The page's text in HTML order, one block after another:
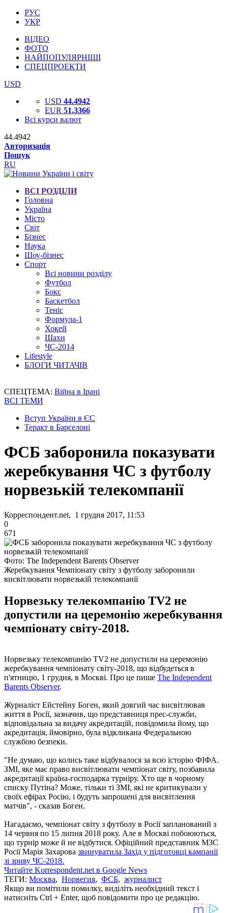
РУС
УКР
ВІДЕО
ФОТО
НАЙПОПУЛЯРНІШІ
СПЕЦПРОЕКТИ
USD
USD 44.4942
EUR 51.3366
Всі курси валют
44.4942
Авторизація
Пошук
RU
ВСІ РОЗДІЛИ
Головна
Україна
Місто
Світ
Бізнес
Наука
Шоу-бізнес
Спорт
Всі новини розділу
Футбол
Бокс
Баскетбол
Теніс
Формула-1
Хокей
Шахи
ЧС-2014
Lifestyle
БЛОГИ ЧИТАЧІВ
СПЕЦТЕМА: Війна в Ірані
ВСІ ТЕМИ
Вступ України в ЄС
Теракт в Барселоні
ФСБ заборонила показувати
жеребкування ЧС з футболу
норвезькій телекомпанії
Корреспондент.net, 1 грудня 2017, 11:53
0
671
Фото: The Independent Barents Observer
Жеребкування Чемпіонату світу з футболу заборонили
висвітлювати норвезькій телекомпанії
Норвезьку телекомпанію TV2 не
допустили на церемонію жеребкування
чемпіонату світу-2018.
Норвезьку телекомпанію TV2 не допустили на церемонію
жеребкування чемпіонату світу-2018, що відбудеться в
п'ятницю, 1 грудня, в Москві. Про це пише The Independent
Barents Observer.
Журналіст Ейстейну Боген, який довгий час висвітлював
життя в Росії, зазначив, що представниця прес-служби,
відповідальна за видачу акредитацій, повідомила йому, що
акредитація, ймовірно, була відкликана Федеральною
службою безпеки.
"Не думаю, що колись таке відбувалося за всю історію ФІФА.
ЗМІ, яке має право висвітлювати чемпіонат світу, позбавила
акредитації країна-господарка турніру. Хто ще в чорному
списку Путіна? Може, тільки ті ЗМІ, які не критикували у
своїх ефірах Росію, і будуть запрошені для висвітлення
матчів", - сказав Боген.
Нагадаємо, чемпіонат світу з футболу в Росії запланований з
14 червня по 15 липня 2018 року. Але в Москві побоюються,
що турнір може й не відбутися. Офіційний представник МЗС
Росії Марія Захарова звинуватила Захід у підготовці кампанії
зі зриву ЧС-2018.
Читайте Korrespondent.net в Google News
ТЕГИ: Москва, Норвегия, ФСБ, журналист
Якщо ви помітили помилку, виділіть необхідний текст і
натисніть Ctrl + Enter, щоб повідомити про це редакцію.